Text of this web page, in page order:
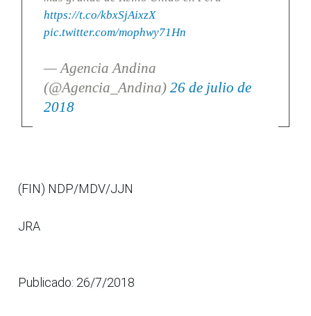
https://t.co/kbxSjAixzX
pic.twitter.com/mophwy71Hn
— Agencia Andina
(@Agencia_Andina) 26 de julio de
2018
(FIN) NDP/MDV/JJN
JRA
Publicado: 26/7/2018